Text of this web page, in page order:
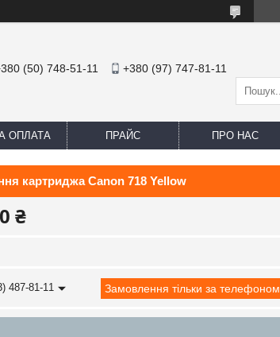
(50) 748-51-11 +380 (97) 747-81-11
ОПЛАТА ПРАЙС ПРО НАС
картриджа Canon 718 Yellow
₴
487-81-11 Замовлення тільки за телефоном